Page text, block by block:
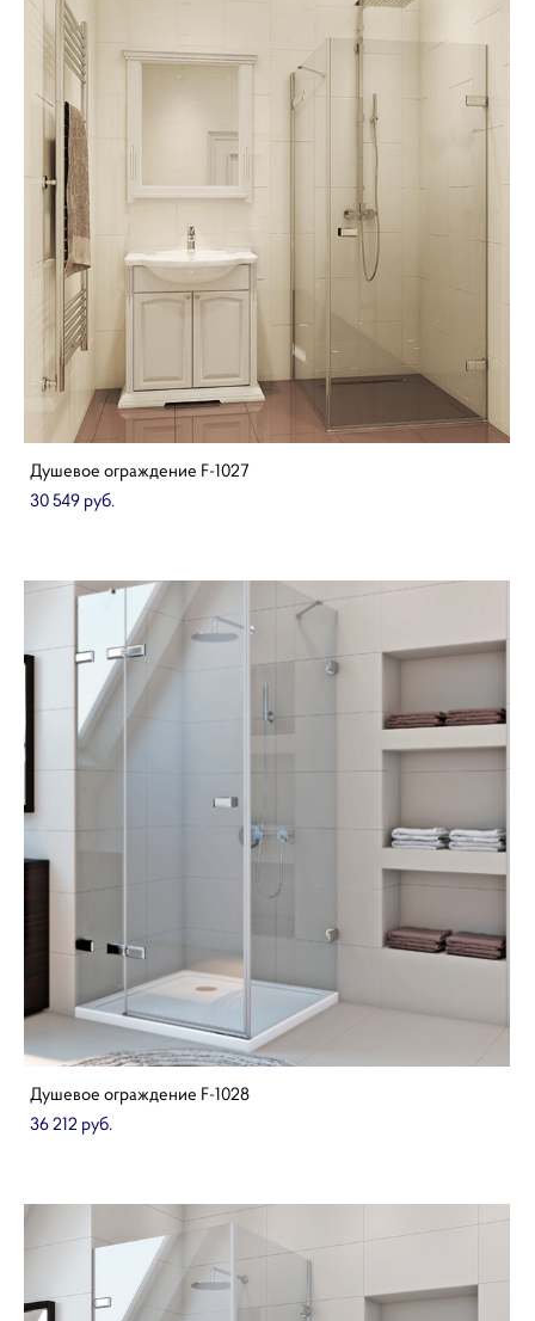
Душевое ограждение F-1027
30 549 pуб.
Душевое ограждение F-1028
36 212 pуб.